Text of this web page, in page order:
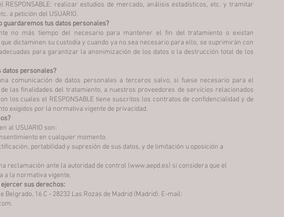
RESPONSABLE: realizar estudios de mercado, análisis estadísticos, etc. y tramitar
a petición del USUARIO.
guardaremos tus datos personales?
no más tiempo del necesario para mantener el fin del tratamiento o existan
dictaminen su custodia y cuando ya no sea necesario para ello, se suprimirán con
para garantizar la anonimización de los datos o la destrucción total de los
datos personales?
comunicación de datos personales a terceros salvo, si fuese necesario para el
las finalidades del tratamiento, a nuestros proveedores de servicios relacionados
los cuales el RESPONSABLE tiene suscritos los contratos de confidencialidad y de
exigidos por la normativa vigente de privacidad.
al USUARIO son:
en cualquier momento.
portabilidad y supresión de sus datos, y de limitación u oposición a
reclamación ante la autoridad de control (www.aepd.es) si considera que el
a la normativa vigente.
sus derechos:
Belgrado, 16 C - 28232 Las Rozas de Madrid (Madrid). E-mail: